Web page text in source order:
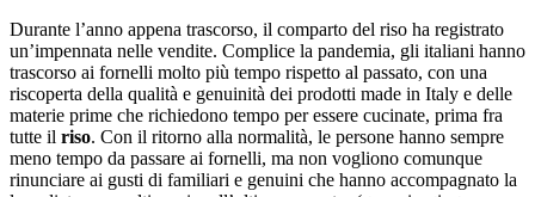
Durante l’anno appena trascorso, il comparto del riso ha registrato
un’impennata nelle vendite. Complice la pandemia, gli italiani hanno
trascorso ai fornelli molto più tempo rispetto al passato, con una
riscoperta della qualità e genuinità dei prodotti made in Italy e delle
materie prime che richiedono tempo per essere cucinate, prima fra
tutte il riso. Con il ritorno alla normalità, le persone hanno sempre
meno tempo da passare ai fornelli, ma non vogliono comunque
rinunciare ai gusti di familiari e genuini che hanno accompagnato la